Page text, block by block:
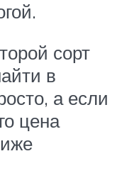
сорт
в
а если
цена